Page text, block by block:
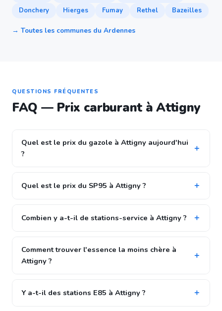
Donchery
Hierges Fumay Rethel Bazeilles
→ Toutes les communes du Ardennes
QUESTIONS FRÉQUENTES
FAQ — Prix carburant à Attigny
Quel est le prix du gazole à Attigny aujourd'hui
?
Quel est le prix du SP95 à Attigny ?
Combien y a-t-il de stations-service à Attigny ?
Comment trouver l'essence la moins chère à
Attigny ?
Y a-t-il des stations E85 à Attigny ?